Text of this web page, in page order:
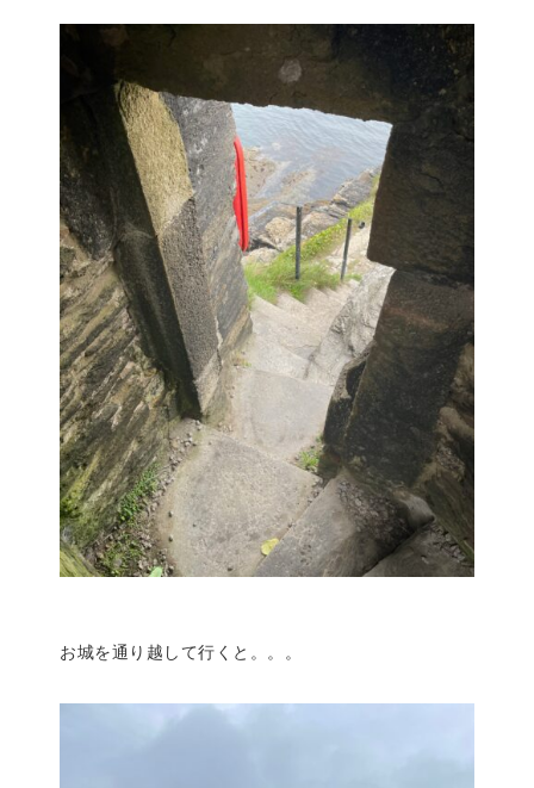
お城を通り越して行くと。。。